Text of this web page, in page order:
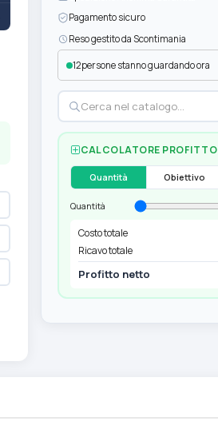
Pagamento sicuro
Reso gestito da Scontimania
12persone stanno guardando ora
CALCOLATORE PROFITTO
Quantità Obiettivo
Quantità
Costo totale
Ricavo totale
Profitto netto